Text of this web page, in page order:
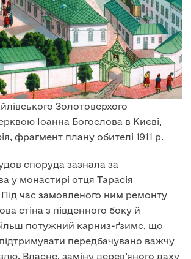
Золотоверхого
Іоанна Богослова в Києві,
фрагмент плану обителі 1911 р.
споруда зазнала за
у монастирі отця Тарасія
час замовленого ним ремонту
стіна з південного боку й
потужний карниз-ґзимс, що
передбачувано важчу
Власне, заміну дерев’яного даху